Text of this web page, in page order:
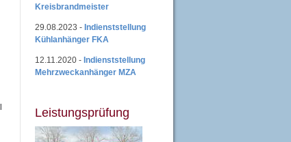
Kreisbrandmeister
29.08.2023 - Indienststellung
Kühlanhänger FKA
12.11.2020 - Indienststellung
Mehrzweckanhänger MZA
Leistungsprüfung